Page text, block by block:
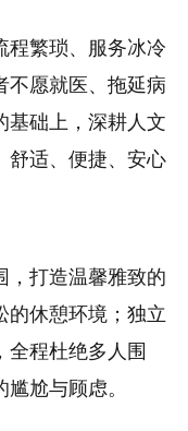
程繁琐、服务冰冷
不愿就医、拖延病
基础上，深耕人文
舒适、便捷、安心
，打造温馨雅致的
的休憩环境；独立
程杜绝多人围
尬与顾虑。